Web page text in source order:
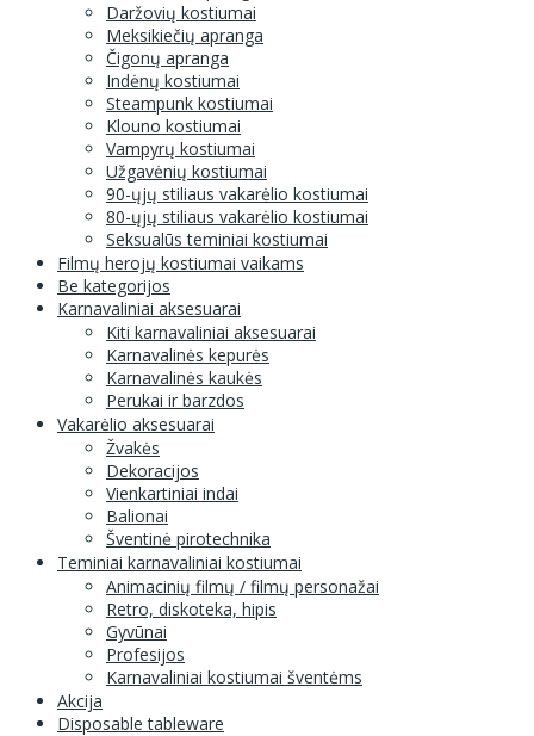
Daržovių kostiumai
Meksikiečių apranga
Čigonų apranga
Indėnų kostiumai
Steampunk kostiumai
Klouno kostiumai
Vampyrų kostiumai
Užgavėnių kostiumai
90-ųjų stiliaus vakarėlio kostiumai
80-ųjų stiliaus vakarėlio kostiumai
Seksualūs teminiai kostiumai
Filmų herojų kostiumai vaikams
Be kategorijos
Karnavaliniai aksesuarai
Kiti karnavaliniai aksesuarai
Karnavalinės kepurės
Karnavalinės kaukės
Perukai ir barzdos
Vakarėlio aksesuarai
Žvakės
Dekoracijos
Vienkartiniai indai
Balionai
Šventinė pirotechnika
Teminiai karnavaliniai kostiumai
Animacinių filmų / filmų personažai
Retro, diskoteka, hipis
Gyvūnai
Profesijos
Karnavaliniai kostiumai šventėms
Akcija
Disposable tableware